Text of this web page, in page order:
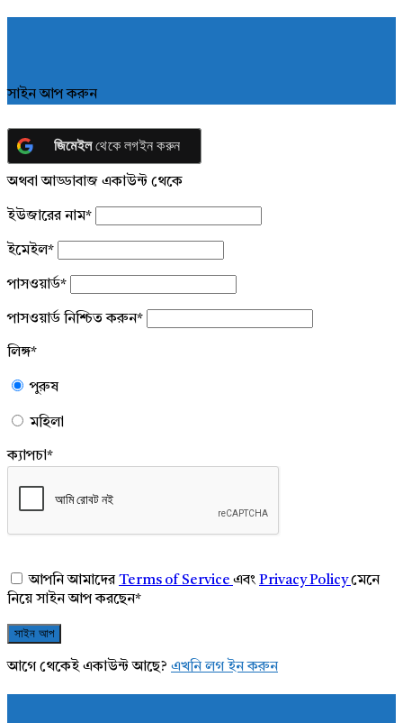
সাইন আপ করুন
জিমেইলথেকে লগইন করুন
অথবা আড্ডাবাজ একাউন্ট থেকে
ইউজারের নাম*
ইমেইল*
পাসওয়ার্ড*
পাসওয়ার্ড নিশ্চিত করুন*
লিঙ্গ*
পুরুষ
মহিলা
ক্যাপচা*
আপনি আমাদেরTerms of Service এবং Privacy Policyমেনে
নিয়ে সাইন আপ করছেন*
আগে থেকেই একাউন্ট আছে? এখনি লগ ইন করুন